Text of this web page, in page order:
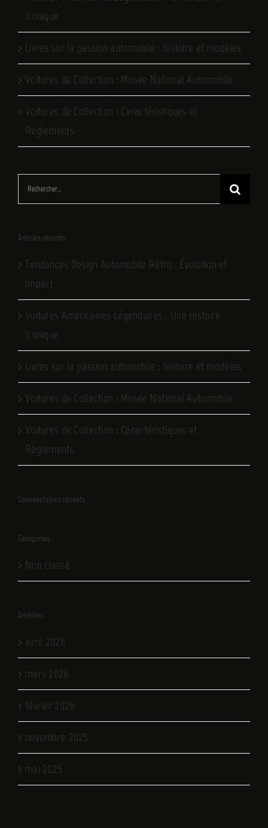
Iconique
Livres sur la passion automobile : histoire et modèles
Voitures de Collection : Musée National Automobile
Voitures de Collection : Caractéristiques et
Règlements
Rechercher:
Articles récents
Tendances Design Automobile Rétro : Évolution et
Impact
Voitures Américaines Légendaires : Une Histoire
Iconique
Livres sur la passion automobile : histoire et modèles
Voitures de Collection : Musée National Automobile
Voitures de Collection : Caractéristiques et
Règlements
Commentaires récents
Catégories
Non classé
Archives
avril 2026
mars 2026
février 2026
novembre 2025
mai 2025